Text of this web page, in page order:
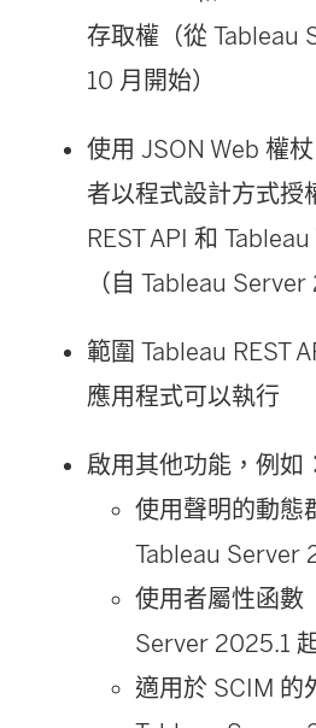
存取權（從 Tableau
10 月開始）
使用 JSON Web 權
者以程式設計方式授
REST API 和
（自 Tableau Server
範圍 Tableau REST
應用程式可以執行
啟用其他功能，例如
使用聲明的動態
Tableau Server
使用者屬性函數
Server 2025.1 起
適用於 SCIM 的